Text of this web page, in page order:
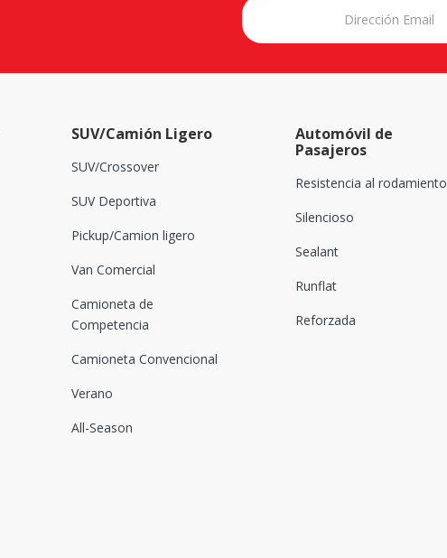
SUV/Camión Ligero
SUV/Crossover
SUV Deportiva
Pickup/Camion ligero
Van Comercial
Camioneta de
Competencia
Camioneta Convencional
Verano
All-Season
Automóvil de
Pasajeros
Resistencia al rodamiento
Silencioso
Sealant
Runflat
Reforzada